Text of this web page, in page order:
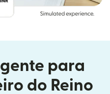
gente para
do Reino